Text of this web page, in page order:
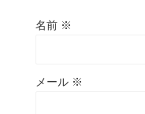
名前 ※
メール ※